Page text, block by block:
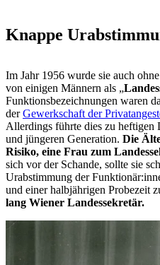
Knappe
Im Jahr 1956 wurde sie auch
von einigen Männern als „
Funktionsbezeichnungen waren
derGewerkschaft der
Allerdings führte dies zu heftigen
und jüngeren Generation. Die
Risiko, eine Frau zum
sich vor der Schande, sollte sie
Urabstimmung der
und einer halbjährigen Probezeit
lang Wiener Landessekretär.